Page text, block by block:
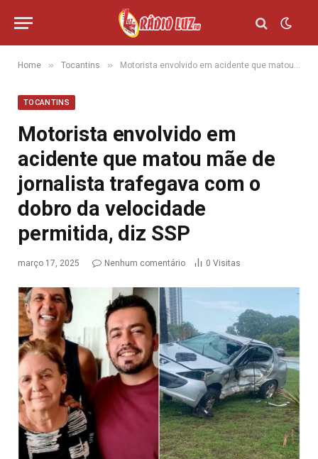
Home » Tocantins » Motorista envolvido em acidente que matou mãe de jornalista trafegava com o dobro da velocidade permitida, diz SSP
TOCANTINS
Motorista envolvido em
acidente que matou mãe de
jornalista trafegava com o
dobro da velocidade
permitida, diz SSP
março 17, 2025 Nenhum comentário 0 Visitas